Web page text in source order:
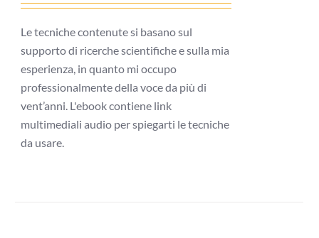
Le tecniche contenute si basano sul
supporto di ricerche scientifiche e sulla mia
esperienza, in quanto mi occupo
professionalmente della voce da più di
vent’anni. L'ebook contiene link
multimediali audio per spiegarti le tecniche
da usare.